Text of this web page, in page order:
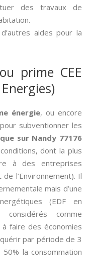
des travaux de
aides pour la
prime CEE
énergie, ou encore
subventionner les
sur Nandy 77176
dont la plus
à des entreprises
de l’Environnement). Il
mais d’une
(EDF en
considérés comme
faire des économies
par période de 3
la consommation